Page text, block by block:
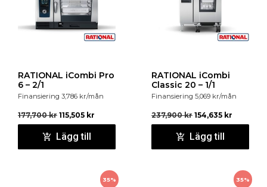
RATIONAL iCombi Pro
6 – 2/1
Finansiering 3,786 kr/mån
177,700kr 115,505 kr
Lägg till
RATIONAL iCombi
Classic 20 – 1/1
Finansiering 5,069 kr/mån
237,900kr 154,635 kr
Lägg till
35% 35%